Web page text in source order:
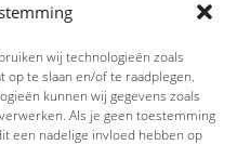
wij technologieën zoals
te slaan en/of te raadplegen.
kunnen wij gegevens zoals
Als je geen toestemming
een nadelige invloed hebben op